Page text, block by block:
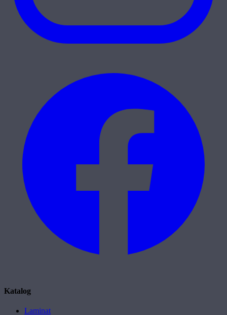
Katalog
Laminat